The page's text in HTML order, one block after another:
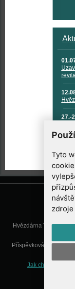
Tyto
27.-
Hvězdárna Valašské
Příspěvková
Jak chráníme